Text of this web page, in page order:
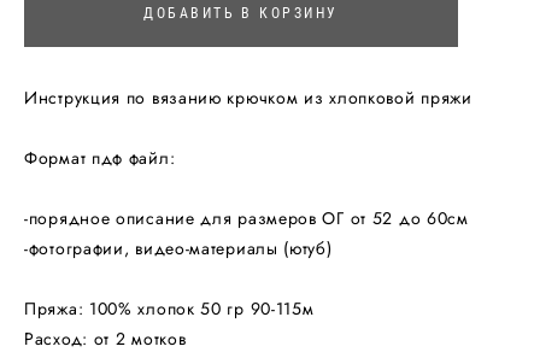
ДОБАВИТЬ В КОРЗИНУ
Инструкция по вязанию крючком из хлопковой пряжи
Формат пдф файл:
-порядное описание для размеров ОГ от 52 до 60см
-фотографии, видео-материалы (ютуб)
Пряжа: 100% хлопок 50 гр 90-115м
Расход: от 2 мотков